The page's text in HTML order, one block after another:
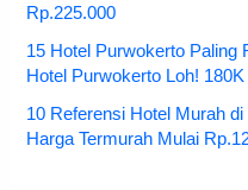
Rp.225.000
15 Hotel Purwokerto Paling
Hotel Purwokerto Loh! 180K
10 Referensi Hotel Murah
Harga Termurah Mulai